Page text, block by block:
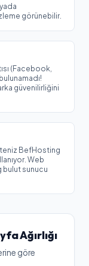
görünebilir.
(Facebook,
güvenilirliğini
BefHosting
Web
bulut sunucu
Ağırlığı
göre